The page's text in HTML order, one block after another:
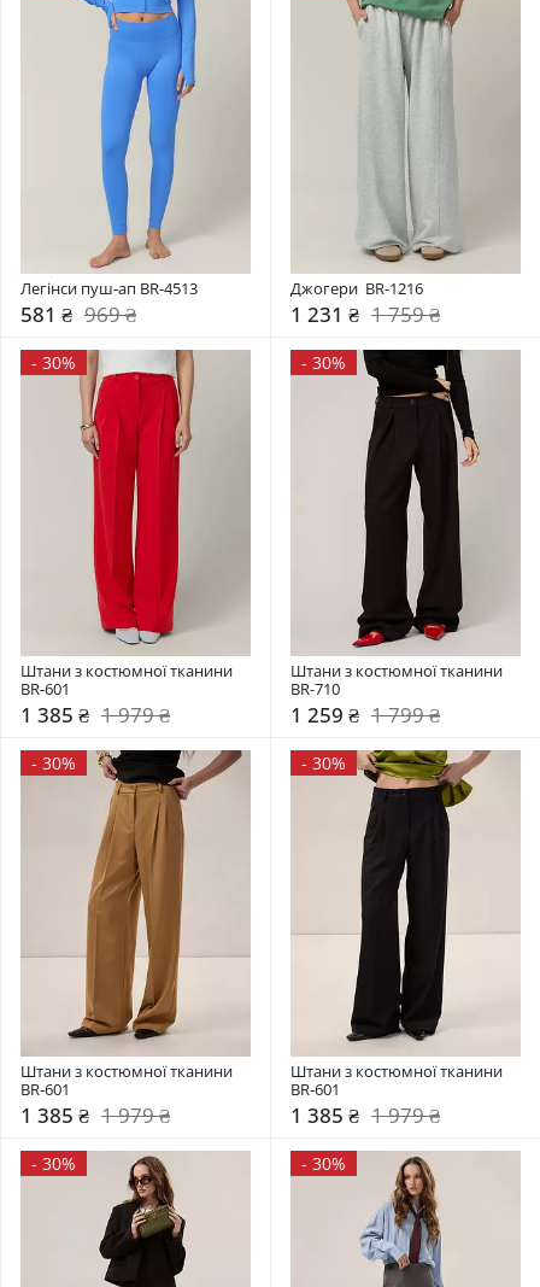
Легінси пуш-ап BR-4513
581 ₴ 969 ₴
Джогери  BR-1216
1 231 ₴ 1 759 ₴
- 30%
Штани з костюмної тканини
BR-601
1 385 ₴ 1 979 ₴
- 30%
Штани з костюмної тканини
BR-710
1 259 ₴ 1 799 ₴
- 30%
Штани з костюмної тканини
BR-601
1 385 ₴ 1 979 ₴
- 30%
Штани з костюмної тканини
BR-601
1 385 ₴ 1 979 ₴
- 30% - 30%